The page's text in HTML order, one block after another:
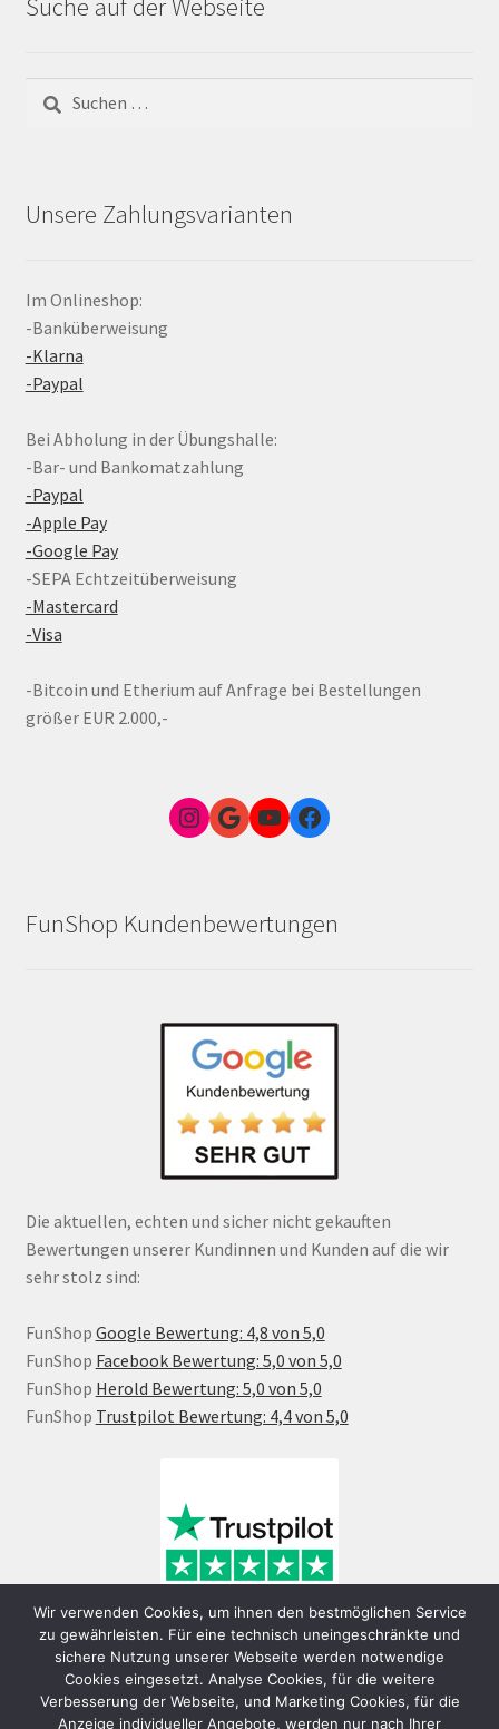
Suche auf der Webseite
Suchen
nach:
Unsere Zahlungsvarianten
Im Onlineshop:
-Banküberweisung
-Klarna
-Paypal
Bei Abholung in der Übungshalle:
-Bar- und Bankomatzahlung
-Paypal
-Apple Pay
-Google Pay
-SEPA Echtzeitüberweisung
-Mastercard
-Visa
-Bitcoin und Etherium auf Anfrage bei Bestellungen
größer EUR 2.000,-
Instagram
Google Link zum FunShop WienYouTubeFacebook
FunShop Kundenbewertungen
Die aktuellen, echten und sicher nicht gekauften
Bewertungen unserer Kundinnen und Kunden auf die wir
sehr stolz sind:
FunShop Google Bewertung: 4,8 von 5,0
FunShop Facebook Bewertung: 5,0 von 5,0
FunShop Herold Bewertung: 5,0 von 5,0
FunShop Trustpilot Bewertung: 4,4 von 5,0
Wir verwenden Cookies, um ihnen den bestmöglichen Service
zu gewährleisten. Für eine technisch uneingeschränkte und
sichere Nutzung unserer Webseite werden notwendige
Cookies eingesetzt. Analyse Cookies, für die weitere
Verbesserung der Webseite, und Marketing Cookies, für die
Anzeige individueller Angebote, werden nur nach Ihrer